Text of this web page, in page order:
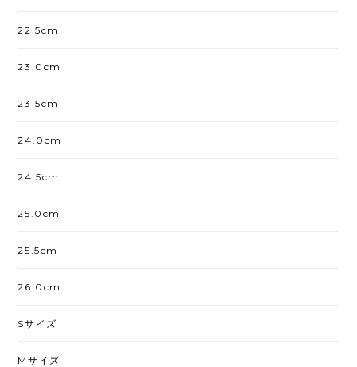
22.5cm
23.0cm
23.5cm
24.0cm
24.5cm
25.0cm
25.5cm
26.0cm
Sサイズ
Mサイズ